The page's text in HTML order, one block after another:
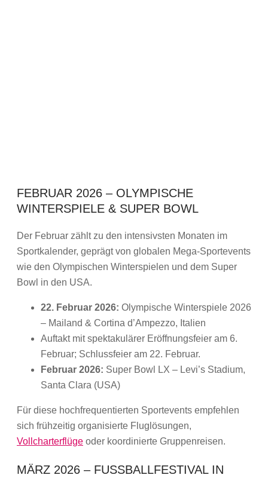
FEBRUAR 2026 – OLYMPISCHE
WINTERSPIELE & SUPER BOWL
Der Februar zählt zu den intensivsten Monaten im
Sportkalender, geprägt von globalen Mega-Sportevents
wie den Olympischen Winterspielen und dem Super
Bowl in den USA.
22. Februar 2026: Olympische Winterspiele 2026
– Mailand & Cortina d’Ampezzo, Italien
Auftakt mit spektakulärer Eröffnungsfeier am 6.
Februar; Schlussfeier am 22. Februar.
Februar 2026: Super Bowl LX – Levi’s Stadium,
Santa Clara (USA)
Für diese hochfrequentierten Sportevents empfehlen
sich frühzeitig organisierte Fluglösungen,
Vollcharterflüge oder koordinierte Gruppenreisen.
MÄRZ 2026 – FUSSBALLFESTIVAL IN K